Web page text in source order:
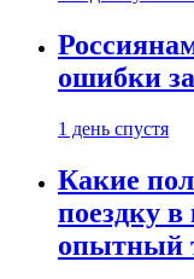
ошибки
1 день спустя
Какие
поездку
опытный